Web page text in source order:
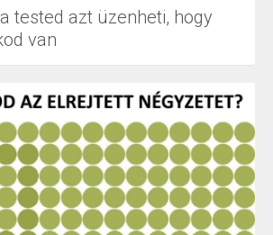
tested azt üzenheti, hogy
van